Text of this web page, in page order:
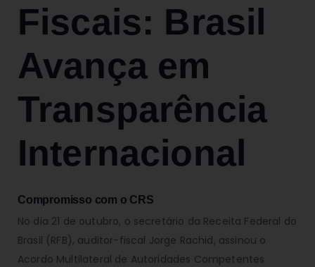
Fiscais: Brasil
Avança em
Transparência
Internacional
Compromisso com o CRS
No dia 21 de outubro, o secretário da Receita Federal do
Brasil (RFB), auditor-fiscal Jorge Rachid, assinou o
Acordo Multilateral de Autoridades Competentes